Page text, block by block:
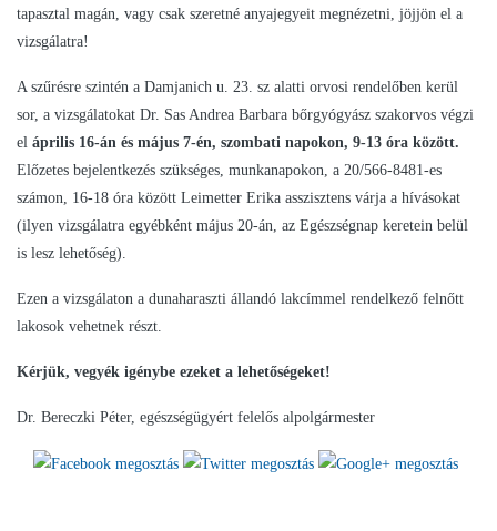
tapasztal magán, vagy csak szeretné anyajegyeit megnézetni, jöjjön el a
vizsgálatra!
A szűrésre szintén a Damjanich u. 23. sz alatti orvosi rendelőben kerül
sor, a vizsgálatokat Dr. Sas Andrea Barbara bőrgyógyász szakorvos végzi
el április 16-án és május 7-én, szombati napokon, 9-13 óra között.
Előzetes bejelentkezés szükséges, munkanapokon, a 20/566-8481-es
számon, 16-18 óra között Leimetter Erika asszisztens várja a hívásokat
(ilyen vizsgálatra egyébként május 20-án, az Egészségnap keretein belül
is lesz lehetőség).
Ezen a vizsgálaton a dunaharaszti állandó lakcímmel rendelkező felnőtt
lakosok vehetnek részt.
Kérjük, vegyék igénybe ezeket a lehetőségeket!
Dr. Bereczki Péter, egészségügyért felelős alpolgármester